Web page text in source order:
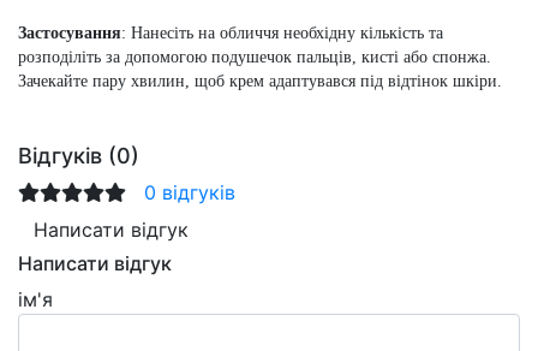
Застосування: Нанесіть на обличчя необхідну кількість та
розподіліть за допомогою подушечок пальців, кисті або спонжа.
Зачекайте пару хвилин, щоб крем адаптувався під відтінок шкіри.
Відгуків (0)
0 відгуків
Написати відгук
Написати відгук
ім'я